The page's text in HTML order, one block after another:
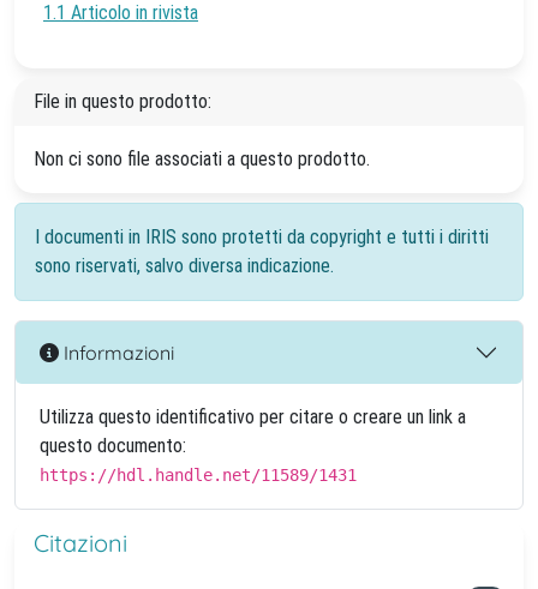
1.1 Articolo in rivista
File in questo prodotto:
Non ci sono file associati a questo prodotto.
I documenti in IRIS sono protetti da copyright e tutti i diritti
sono riservati, salvo diversa indicazione.
Informazioni
Utilizza questo identificativo per citare o creare un link a
questo documento:
https://hdl.handle.net/11589/1431
Citazioni